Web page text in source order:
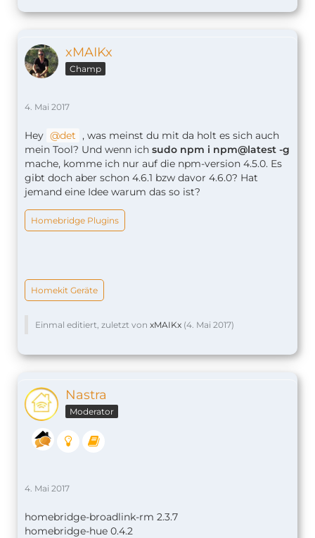
xMAIKx
Champ
4. Mai 2017
Hey det , was meinst du mit da holt es sich auch
mein Tool? Und wenn ich sudo npm i npm@latest -g
mache, komme ich nur auf die npm-version 4.5.0. Es
gibt doch aber schon 4.6.1 bzw davor 4.6.0? Hat
jemand eine Idee warum das so ist?
Homebridge Plugins
Homekit Geräte
Einmal editiert, zuletzt von xMAIKx (4. Mai 2017)
Nastra
Moderator
4. Mai 2017
homebridge-broadlink-rm 2.3.7
homebridge-hue 0.4.2